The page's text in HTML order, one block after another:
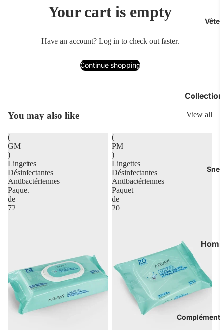
Luxe
Jeans &
Joggings
Blousons
Nike
Dunk
New
Your cart is empty
Have an account? Log into check out faster.
Continue shopping
You may also like View all
(
GM
)
Lingettes
Désinfectantes
Antibactériennes
Paquet
de
72
(
PM
)
Lingettes
Désinfectantes
Antibactériennes
Paquet
de
20